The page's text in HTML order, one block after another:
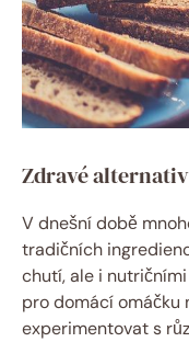
Zdravé
V dnešní době
tradičních
chutí, ale i
pro domácí omáčku
experimentovat s